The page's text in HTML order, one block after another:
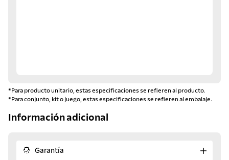
*Para producto unitario, estas especificaciones se refieren al producto.
*Para conjunto, kit o juego, estas especificaciones se refieren al embalaje.
Información adicional
Garantía